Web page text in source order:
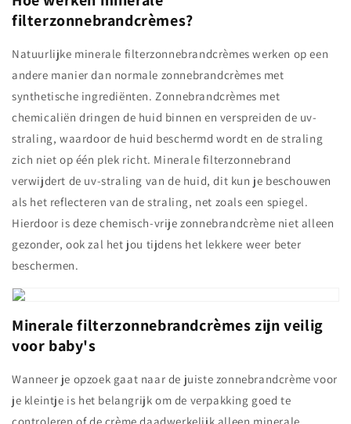
filterzonnebrandcrèmes?
Natuurlijke minerale filterzonnebrandcrèmes werken op een
andere manier dan normale zonnebrandcrèmes met
synthetische ingrediënten. Zonnebrandcrèmes met
chemicaliën dringen de huid binnen en verspreiden de uv-
straling, waardoor de huid beschermd wordt en de straling
zich niet op één plek richt. Minerale filterzonnebrand
verwijdert de uv-straling van de huid, dit kun je beschouwen
als het reflecteren van de straling, net zoals een spiegel.
Hierdoor is deze chemisch-vrije zonnebrandcrème niet alleen
gezonder, ook zal het jou tijdens het lekkere weer beter
beschermen.
Minerale filterzonnebrandcrèmes zijn veilig
voor baby's
Wanneer je opzoek gaat naar de juiste zonnebrandcrème voor
je kleintje is het belangrijk om de verpakking goed te